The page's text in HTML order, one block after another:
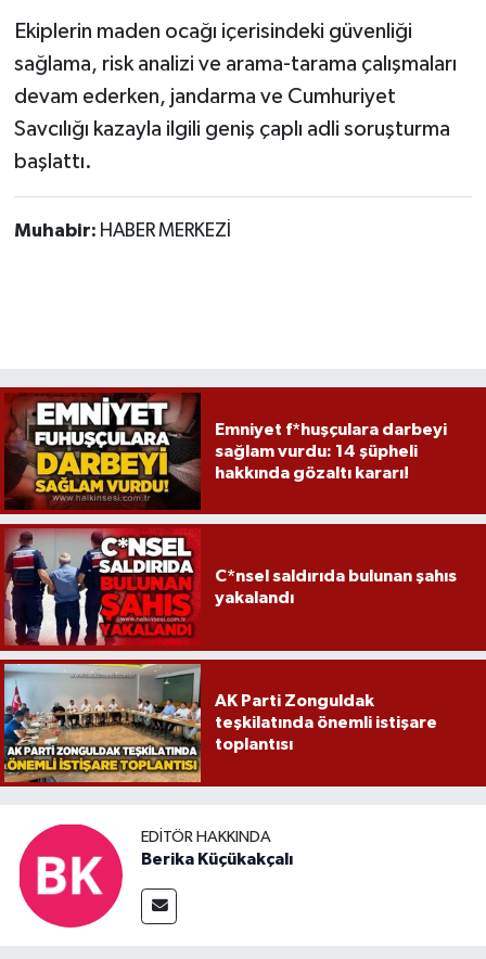
Ekiplerin maden ocağı içerisindeki güvenliği
sağlama, risk analizi ve arama-tarama çalışmaları
devam ederken, jandarma ve Cumhuriyet
Savcılığı kazayla ilgili geniş çaplı adli soruşturma
başlattı.
Muhabir: HABER MERKEZİ
Emniyet f*huşçulara darbeyi
sağlam vurdu: 14 şüpheli
hakkında gözaltı kararı!
C*nsel saldırıda bulunan şahıs
yakalandı
AK Parti Zonguldak
teşkilatında önemli istişare
toplantısı
EDITÖR HAKKINDA
Berika Küçükakçalı